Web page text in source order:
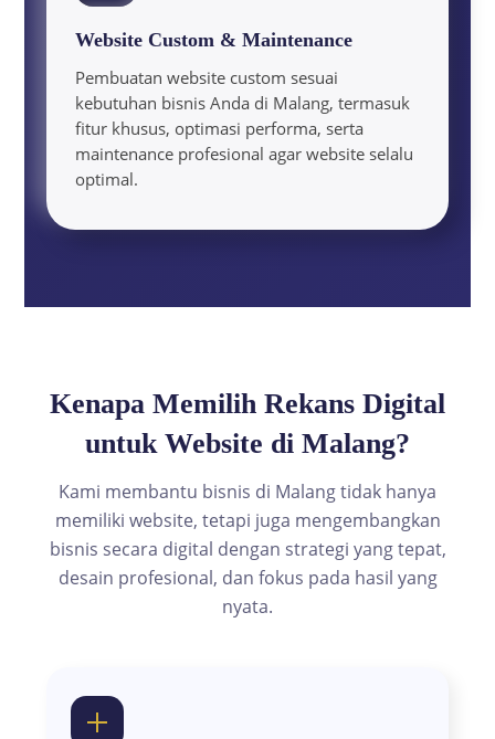
Website Custom & Maintenance
Pembuatan website custom sesuai
kebutuhan bisnis Anda di Malang, termasuk
fitur khusus, optimasi performa, serta
maintenance profesional agar website selalu
optimal.
Kenapa Memilih Rekans Digital
untuk Website di Malang?
Kami membantu bisnis di Malang tidak hanya
memiliki website, tetapi juga mengembangkan
bisnis secara digital dengan strategi yang tepat,
desain profesional, dan fokus pada hasil yang
nyata.